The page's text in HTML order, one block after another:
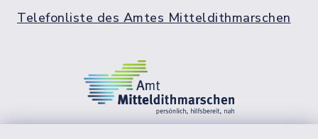
Telefonliste des Amtes Mitteldithmarschen